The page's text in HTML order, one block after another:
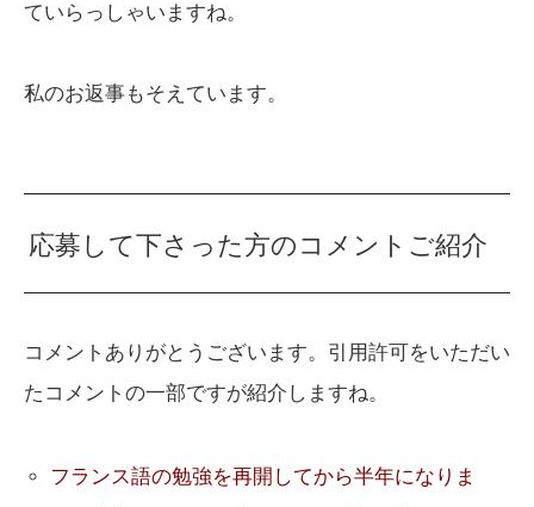
ていらっしゃいますね。
私のお返事もそえています。
応募して下さった方のコメントご紹介
コメントありがとうございます。引用許可をいただい
たコメントの一部ですが紹介しますね。
フランス語の勉強を再開してから半年になりま